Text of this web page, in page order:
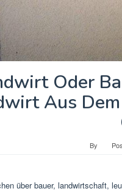
Oder
Aus
By
über bauer, landwirtschaft,